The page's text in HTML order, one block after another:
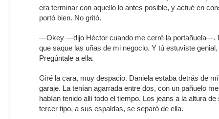
era terminar con aquello lo antes posible, y actué en
portó bien. No gritó.
—Okey —dijo Héctor cuando me cerré la portañuela—.
que saque las uñas de mi negocio. Y tú estuviste
Pregúntale a ella.
Giré la cara, muy despacio. Daniela estaba detrás de
garaje. La tenían agarrada entre dos, con un pañuelo
habían tenido allí todo el tiempo. Los jeans a la altura
tercer tipo, a sus espaldas, se separó de ella.